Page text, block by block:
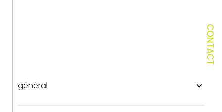
CONTACT
général